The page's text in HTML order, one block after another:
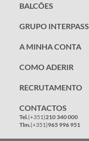
BALCÕES
GRUPO INTERPASS
A MINHA CONTA
COMO ADERIR
RECRUTAMENTO
CONTACTOS
Tel.(+351)210 340 000
Tlm.(+351)965 996 951